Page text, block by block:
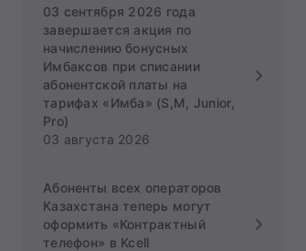
03 сентября 2026 года
завершается акция по
начислению бонусных
Имбаксов при списании
абонентской платы на
тарифах «Имба» (S,M, Junior,
Pro)
03 августа 2026
Абоненты всех операторов
Казахстана теперь могут
оформить «Контрактный
телефон» в Kcell